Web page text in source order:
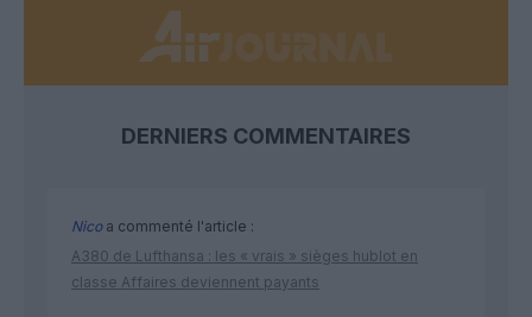
DERNIERS COMMENTAIRES
Nicoa commenté l'article :
A380 de Lufthansa : les « vrais » sièges hublot en
classe Affaires deviennent payants